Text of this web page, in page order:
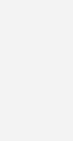
in einem Gebäude
erhöhten
Gebäudes
der zur
genutzt
Wartungsarbeiten
werden,
die
und andere
von